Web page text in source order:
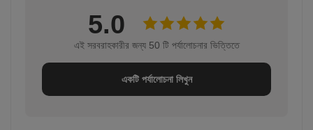
5.0
এই সরবরাহকারীর জন্য 50 টি পর্যালোচনার ভিত্তিতে
একটি পর্যালোচনা লিখুন